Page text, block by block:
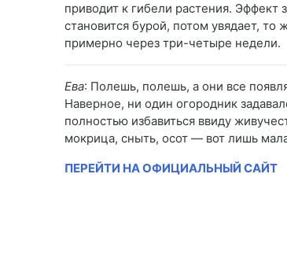
приводит к гибели растения. Эффект
становится бурой, потом увядает,
примерно через три-четыре недели.
Ева: Полешь, полешь, а они все
Наверное, ни один огородник
полностью избавиться ввиду
мокрица, сныть, осот — вот лишь
ПЕРЕЙТИ НА ОФИЦИАЛЬНЫЙ САЙТ